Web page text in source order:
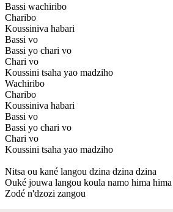
Bassi wachiribo
Charibo
Koussiniva habari
Bassi vo
Bassi yo chari vo
Chari vo
Koussini tsaha yao madziho
Wachiribo
Charibo
Koussiniva habari
Bassi vo
Bassi yo chari vo
Chari vo
Koussini tsaha yao madziho
Nitsa ou kané langou dzina dzina dzina
Ouké jouwa langou koula namo hima
Zodé n'dzozi zangou